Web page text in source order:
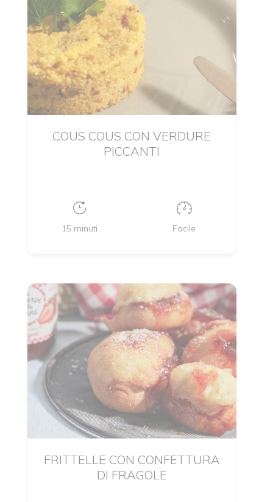
COUS COUS CON VERDURE
PICCANTI
15 minuti Facile
FRITTELLE CON CONFETTURA
DI FRAGOLE